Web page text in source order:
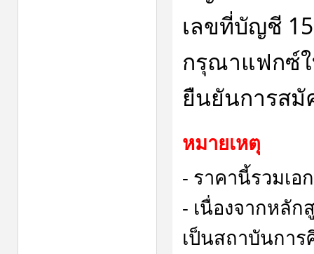
เลขที่บัญชี
กรุณาแฟกซ์ใ
ยืนยันการสมั
หมายเหตุ
- ราคานี้รวมเอ
- เนื่องจากหลั
เป็นสถาบันการ